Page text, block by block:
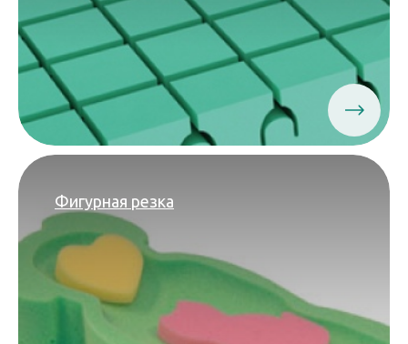
Фигурная резка